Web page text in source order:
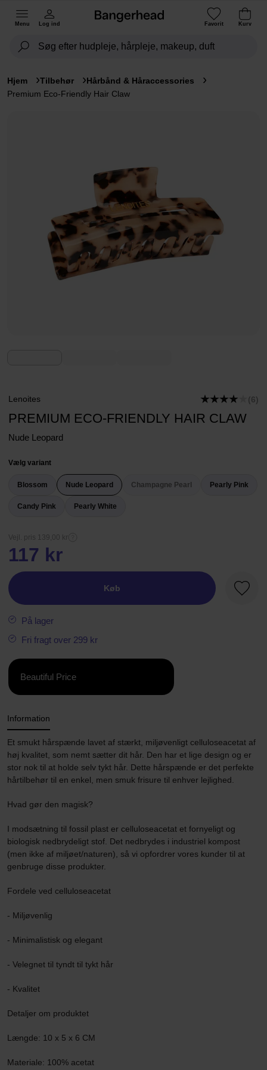
Menu Log ind Favorit Kurv
Hjem Tilbehør
Hårbånd & Håraccessories
Premium Eco-Friendly Hair Claw
Lenoites (6)
PREMIUM ECO-FRIENDLY HAIR CLAW
Nude Leopard
Vælg variant
Blossom Nude Leopard Champagne Pearl Pearly Pink
Candy Pink Pearly White
Vejl. pris 139,00 kr
117 kr
Køb
På lager
Fri fragt over 299 kr
Beautiful Price
Information
Et smukt hårspænde lavet af stærkt, miljøvenligt celluloseacetat af
høj kvalitet, som nemt sætter dit hår. Den har et lige design og er
stor nok til at holde selv tykt hår. Dette hårspænde er det perfekte
hårtilbehør til en enkel, men smuk frisure til enhver lejlighed.
Hvad gør den magisk?
I modsætning til fossil plast er celluloseacetat et fornyeligt og
biologisk nedbrydeligt stof. Det nedbrydes i industriel kompost
(men ikke af miljøet/naturen), så vi opfordrer vores kunder til at
genbruge disse produkter.
Fordele ved celluloseacetat
- Miljøvenlig
- Minimalistisk og elegant
- Velegnet til tyndt til tykt hår
- Kvalitet
Detaljer om produktet
Længde: 10 x 5 x 6 CM
Materiale: 100% acetat